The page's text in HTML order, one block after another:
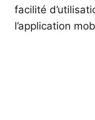
facilité
l’application